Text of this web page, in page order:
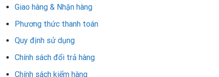
Giao hàng & Nhận hàng
Phương thức thanh toán
Quy định sử dụng
Chính sách đổi trả hàng
Chính sách kiểm hàng